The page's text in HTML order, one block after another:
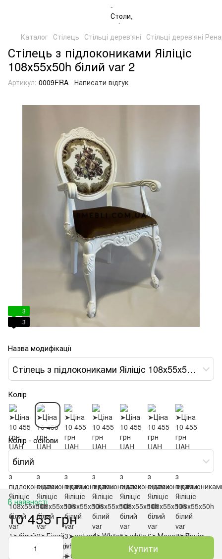
Каталог Стілець Стільці дерев'яні Стільці дерев'яні
Стілець з підлокониками Яіліціс
108х55х50h білий var 2
Артикул: 0009FRA Написати відгук
3
3
Назва модифікації
Стілець з підлокониками Яіліціс 108х55х50h білий var 2
Колір
Колір - основи
білий
В наявності
10 455 грн
Купити